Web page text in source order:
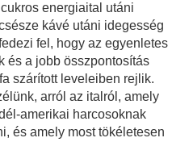
energiaital utáni
kávé utáni idegesség
fel, hogy az egyenletes
és a jobb összpontosítás
szárított leveleiben rejlik.
arról az italról, amely
amerikai harcosoknak
és amely most tökéletesen